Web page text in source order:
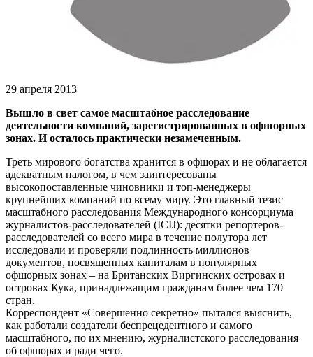
29 апреля 2013
Вышло в свет самое масштабное расследование
деятельности компаний, зарегистрированных в офшорных
зонах. И осталось практически незамеченным.
Треть мирового богатства хранится в офшорах и не облагается
адекватным налогом, в чем заинтересованы
высокопоставленные чиновники и топ-менеджеры
крупнейших компаний по всему миру. Это главный тезис
масштабного расследования Международного консорциума
журналистов-расследователей (ICIJ): десятки репортеров-
расследователей со всего мира в течение полутора лет
исследовали и проверяли подлинность миллионов
документов, посвященных капиталам в популярных
офшорных зонах – на Британских Виргинских островах и
островах Кука, принадлежащим гражданам более чем 170
стран.
Корреспондент «Совершенно секретно» пытался выяснить,
как работали создатели беспрецедентного и самого
масштабного, по их мнению, журналистского расследования
об офшорах и ради чего.